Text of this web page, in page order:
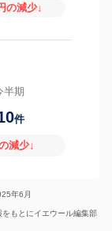
の減少↓
半期
件
減少↓
年6月
をもとにイエウール編集部